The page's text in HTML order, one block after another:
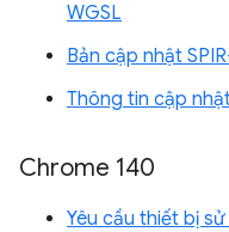
WGSL
Bản cập nhật
Thông tin cập
Chrome 140
Yêu cầu thiết bị